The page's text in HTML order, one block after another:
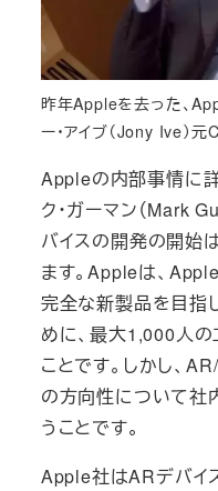
昨年Appleを去った、
ー・アイブ（Jony Ive）元
Appleの内部事情に
ク・ガーマン（Mark
バイスの開発の開始
ます。Appleは、
完全な新製品を目指
めに、最大1,000人の
ことです。しかし、
の方​​向性について社
うことです。
Apple社はARデバイ